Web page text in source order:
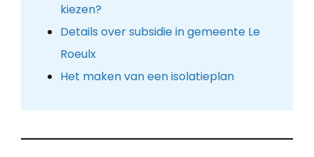
kiezen?
Details over subsidie in gemeente Le
Roeulx
Het maken van een isolatieplan